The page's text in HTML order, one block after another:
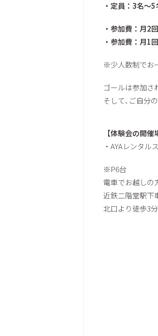
・定員：3名〜5
・参加費：月2
・参加費：月1
※少人数制でお
ゴールは参加さ
そして､ご自分
【体験会の開催
・AYAレンタル
※P6台
電車でお越しの
近鉄二階堂駅下
北口より徒歩3分